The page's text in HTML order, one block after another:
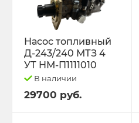
Насос топливный
Д-243/240 МТЗ 4
УТ НМ-П1111010
В наличии
29700 руб.